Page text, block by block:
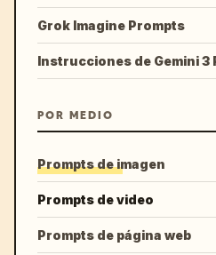
Grok Imagine Prompts
Instrucciones de Gemini 3
POR MEDIO
Prompts de imagen
Prompts de video
Prompts de página web